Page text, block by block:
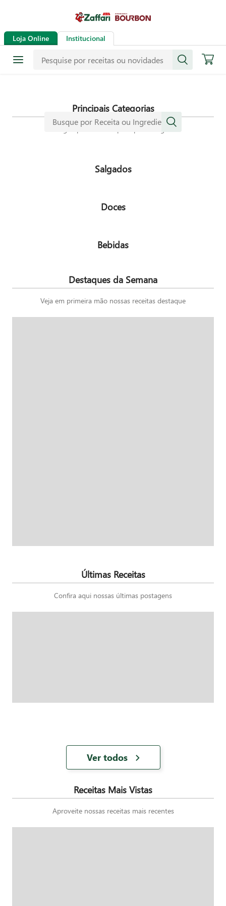
Loja Online Institucional
Receitas
Mais de mil receitas
Principais Categorias
Navegue pelas nossas principais categorias
Salgados
Doces
Bebidas
Destaques da Semana
Veja em primeira mão nossas receitas destaque
Últimas Receitas
Confira aqui nossas últimas postagens
Ver todos
Receitas Mais Vistas
Aproveite nossas receitas mais recentes